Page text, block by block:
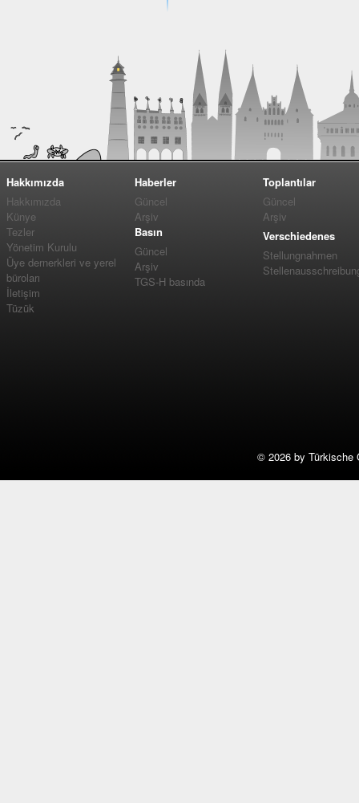
Hakkımızda
Hakkımızda
Künye
Tezler
Yönetim Kurulu
Üye dernerkleri ve yerel
büroları
İletişim
Tüzük
Haberler
Güncel
Arşiv
Basın
Güncel
Arşiv
TGS-H basında
Toplantılar
Güncel
Arşiv
Verschiedenes
Stellungnahmen
© 2026 by Türkische